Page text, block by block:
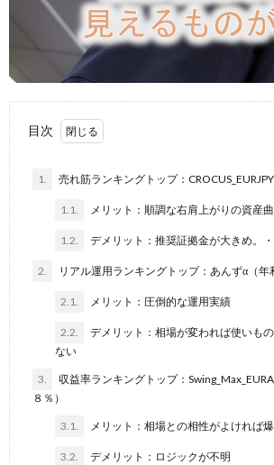
目次
1. 売れ筋ランキングトップ：
1.1. メリット：順調な右肩上がりの資産
1.2. デメリット：推奨証拠金が大きめ。
2. リアル運用ランキングトップ：あんずα（年
2.1. メリット：圧倒的な運用実績
2.2.
デメリット：相場が変われば使いも
ない
3.
収益率ランキングトップ：
８％）
3.1. メリット：相場との相性がよければ
3.2. デメリット：ロジックが不明